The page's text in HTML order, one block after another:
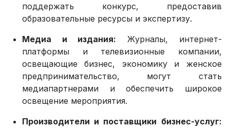
поддержать конкурс, предоставив
образовательные ресурсы и экспертизу.
Медиа и издания: Журналы, интернет-
платформы и телевизионные компании,
освещающие бизнес, экономику и женское
предпринимательство, могут стать
медиапартнерами и обеспечить широкое
освещение мероприятия.
Производители и поставщики бизнес-услуг: